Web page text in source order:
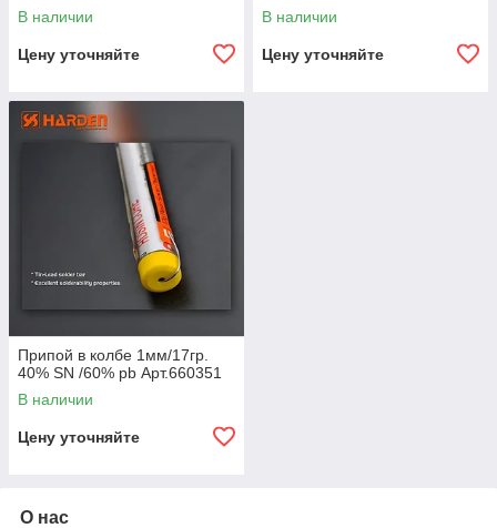
В наличии
Цену уточняйте
В наличии
Цену уточняйте
Припой в колбе 1мм/17гр.
40% SN /60% pb Арт.660351
В наличии
Цену уточняйте
О нас